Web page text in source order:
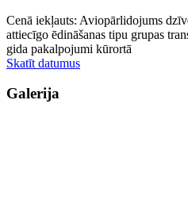
Cenā iekļauts: Aviopārlidojums
attiecīgo ēdināšanas tipu grupas
gida pakalpojumi kūrortā
Skatīt datumus
Galerija